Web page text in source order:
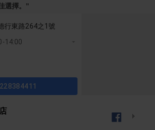
選擇。 ”
行東路264之1號
14:00